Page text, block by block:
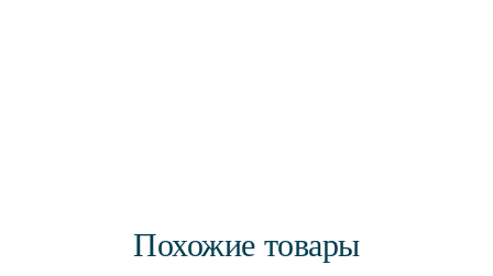
Похожие товары